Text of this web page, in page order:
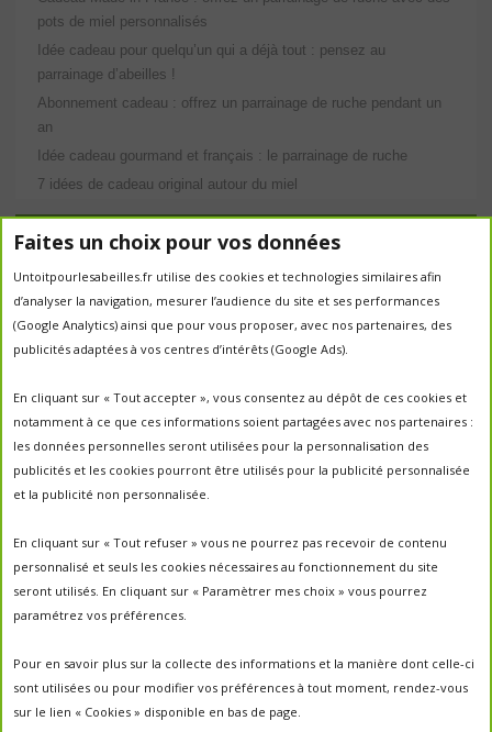
Faites un choix pour vos données
Untoitpourlesabeilles.fr utilise des cookies et technologies similaires afin
d’analyser la navigation, mesurer l’audience du site et ses performances
(Google Analytics) ainsi que pour vous proposer, avec nos partenaires, des
publicités adaptées à vos centres d’intérêts (Google Ads).
En cliquant sur « Tout accepter », vous consentez au dépôt de ces cookies et
notamment à ce que ces informations soient partagées avec nos partenaires :
les données personnelles seront utilisées pour la personnalisation des
publicités et les cookies pourront être utilisés pour la publicité personnalisée
et la publicité non personnalisée.
En cliquant sur « Tout refuser » vous ne pourrez pas recevoir de contenu
personnalisé et seuls les cookies nécessaires au fonctionnement du site
seront utilisés. En cliquant sur « Paramètrer mes choix » vous pourrez
paramétrez vos préférences.
Pour en savoir plus sur la collecte des informations et la manière dont celle-ci
sont utilisées ou pour modifier vos préférences à tout moment, rendez-vous
sur le lien « Cookies » disponible en bas de page.
pots de miel personnalisés
Idée cadeau pour quelqu’un qui a déjà tout : pensez au
parrainage d’abeilles !
Abonnement cadeau : offrez un parrainage de ruche pendant un
an
Idée cadeau gourmand et français : le parrainage de ruche
7 idées de cadeau original autour du miel
Étiquettes
abeille abeilles
apiculteur apiculteurs apiculture apiculture
autrefois biodiversité Chantal Jacquot et Yves Robert
essaimage essaim sauvage fleurs la vie de la
ruche Maroc miel miel; production;abeilles
miel
français
parrainage de ruche
parrainer une ruche pesticides
portes ouvertes
rencontre apiculteurs ruche récolte récolte miel
saison2017 saison2018 saison apicole sauvage un
toit pour les abeilles untoitpourlesabeilles
Un Toit Pour Les Abeilles; abeilles; miel